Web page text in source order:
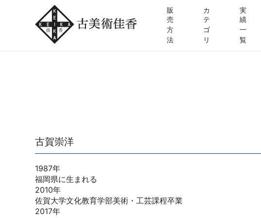
販
売
方
法
カ
テ
ゴ
リ
実
績
一
覧
古賀崇洋
1987年
福岡県に生まれる
2010年
佐賀大学文化教育学部美術・工芸課程卒業
2017年